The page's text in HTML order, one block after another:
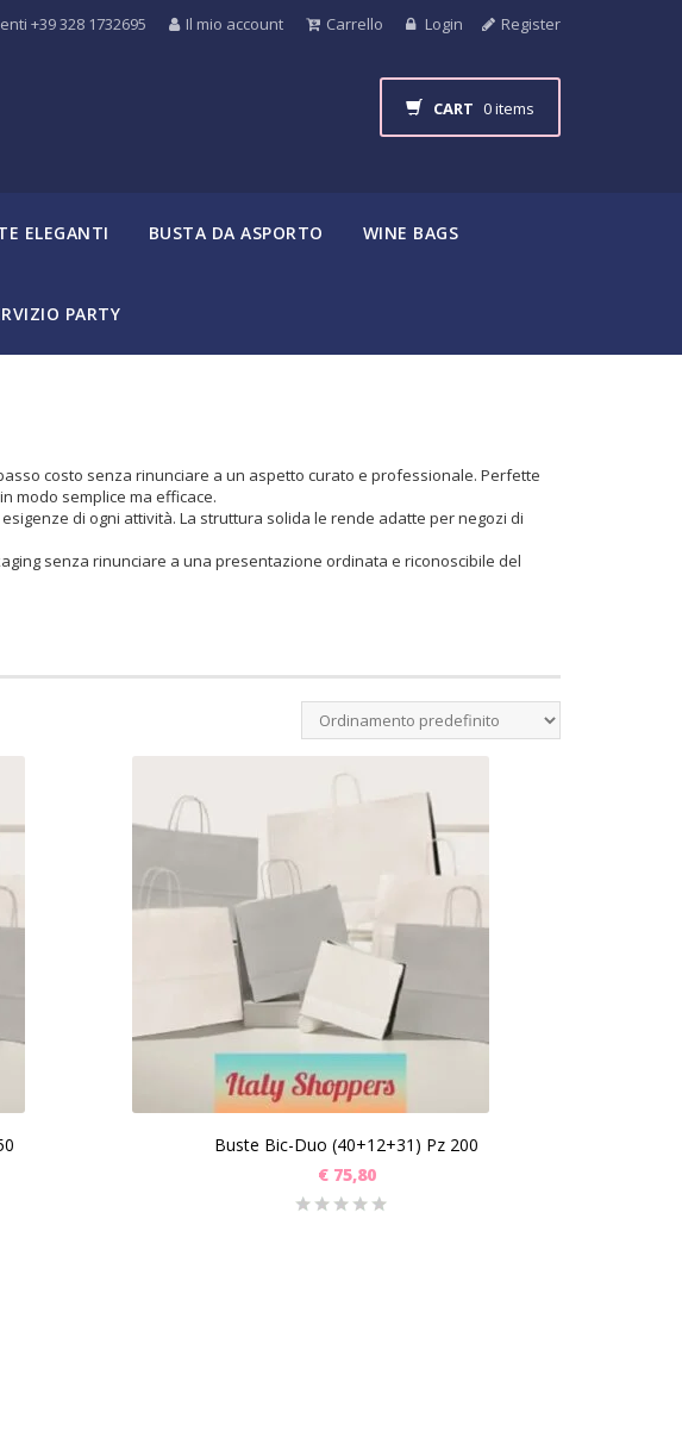
+39 328 1732695 Il mio account Carrello Login Register
CART 0 items
ELEGANTI BUSTA DA ASPORTO WINE BAGS
PARTY
costo senza rinunciare a un aspetto curato e professionale. Perfette
modo semplice ma efficace.
di ogni attività. La struttura solida le rende adatte per negozi di
senza rinunciare a una presentazione ordinata e riconoscibile del
Buste Bic-Duo (40+12+31) Pz 200
€75,80